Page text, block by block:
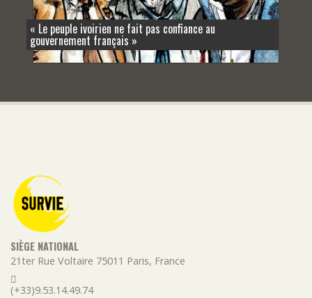
« Le peuple ivoirien ne fait pas confiance au
gouvernement français »
SIÈGE NATIONAL
21ter Rue Voltaire 75011 Paris, France
(+33)9.53.14.49.74